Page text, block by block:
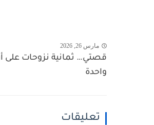
مارس 26, 2026
قصتي… ثمانية نزوحات على
واحدة
تعليقات